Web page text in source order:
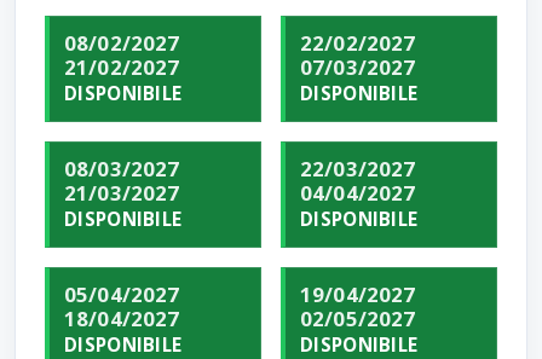
08/02/2027
21/02/2027
DISPONIBILE
22/02/2027
07/03/2027
DISPONIBILE
08/03/2027
21/03/2027
DISPONIBILE
22/03/2027
04/04/2027
DISPONIBILE
05/04/2027
18/04/2027
DISPONIBILE
19/04/2027
02/05/2027
DISPONIBILE